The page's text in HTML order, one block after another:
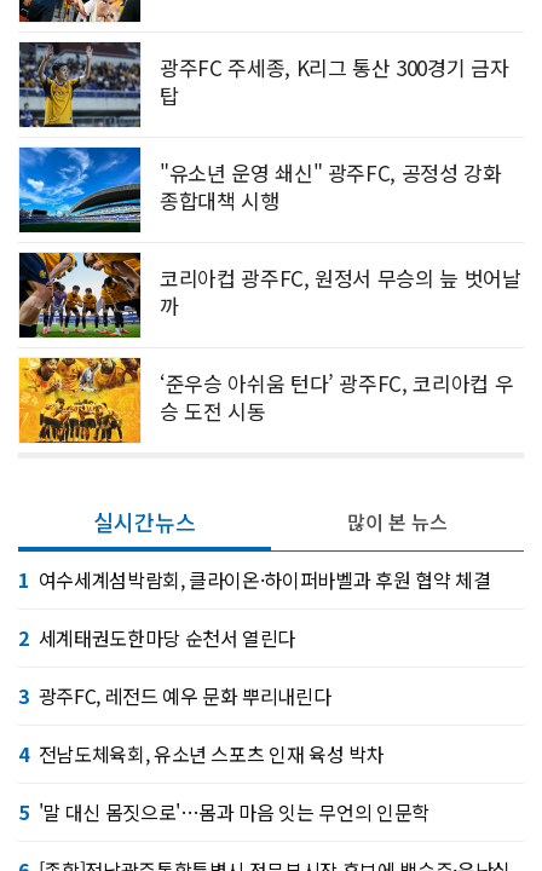
광주FC 주세종, K리그 통산 300경기 금자
탑
"유소년 운영 쇄신" 광주FC, 공정성 강화
종합대책 시행
코리아컵 광주FC, 원정서 무승의 늪 벗어날
까
‘준우승 아쉬움 턴다’ 광주FC, 코리아컵 우
승 도전 시동
실시간뉴스
1 여수세계섬박람회, 클라이온·하이퍼바벨과 후원 협약 체결
2 세계태권도한마당 순천서 열린다
3 광주FC, 레전드 예우 문화 뿌리내린다
4 전남도체육회, 유소년 스포츠 인재 육성 박차
5 '말 대신 몸짓으로'…몸과 마음 잇는 무언의 인문학
많이 본 뉴스